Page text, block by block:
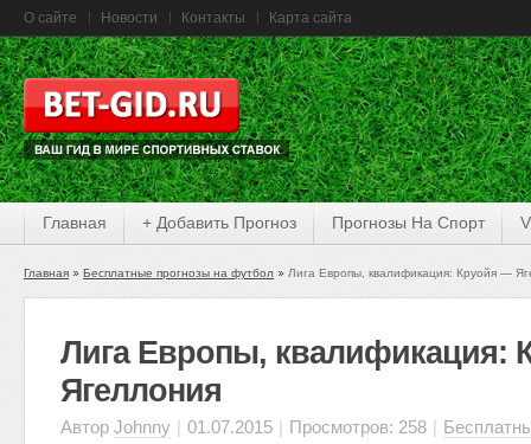
О сайте Новости Контакты Карта сайта
Главная + Добавить Прогноз Прогнозы На Спорт
Главная Бесплатные прогнозы на футбол Лига Европы, квалификация: Круойя —
Лига Европы, квалификация:
Ягеллония
Автор Johnny | 01.07.2015 | Просмотров: 258 |